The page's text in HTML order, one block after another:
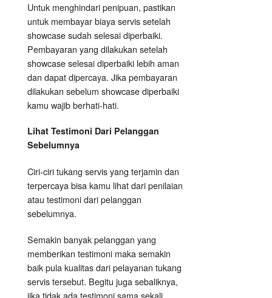
Untuk menghindari penipuan, pastikan
untuk membayar biaya servis setelah
showcase sudah selesai diperbaiki.
Pembayaran yang dilakukan setelah
showcase selesai diperbaiki lebih aman
dan dapat dipercaya. Jika pembayaran
dilakukan sebelum showcase diperbaiki
kamu wajib berhati-hati.
Lihat Testimoni Dari Pelanggan
Sebelumnya
Ciri-ciri tukang servis yang terjamin dan
terpercaya bisa kamu lihat dari penilaian
atau testimoni dari pelanggan
sebelumnya.
Semakin banyak pelanggan yang
memberikan testimoni maka semakin
baik pula kualitas dari pelayanan tukang
servis tersebut. Begitu juga sebaliknya,
jika tidak ada testimoni sama sekali